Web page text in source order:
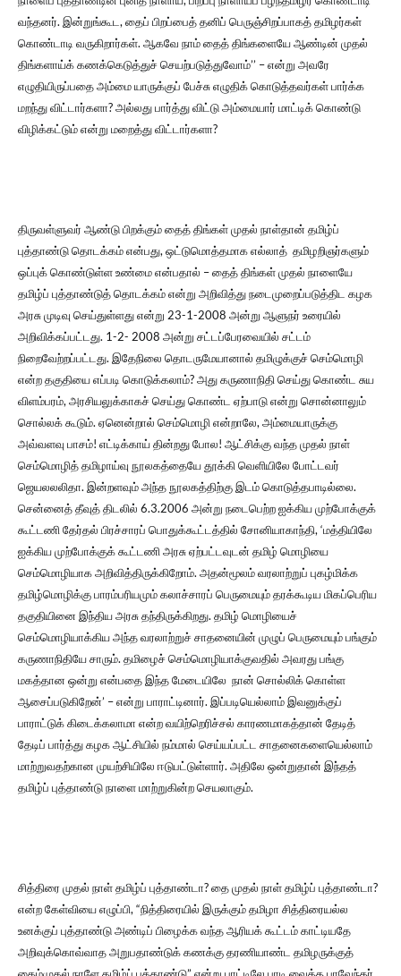
வந்தனர். இன்றுங்கூட, தைப் பிறப்பைத் தனிப் பெருஞ்சிறப்பாகத் தமிழர்கள்
கொண்டாடி வருகிறார்கள். ஆகவே நாம் தைத் திங்களையே ஆண்டின் முதல்
திங்களாய்க் கணக்கெடுத்துச் செயற்படுத்துவோம்’’ – என்று அவரே
எழுதியிருப்பதை அம்மை யாருக்குப் பேச்சு எழுதிக் கொடுத்தவர்கள் பார்க்க
மறந்து விட்டார்களா? அல்லது பார்த்து விட்டு அம்மையார் மாட்டிக் கொண்டு
விழிக்கட்டும் என்று மறைத்து விட்டார்களா?
திருவள்ளுவர் ஆண்டு பிறக்கும் தைத் திங்கள் முதல் நாள்தான் தமிழ்ப்
புத்தாண்டு தொடக்கம் என்பது, ஒட்டுமொத்தமாக எல்லாத் தமிழறிஞர்களும்
ஒப்புக் கொண்டுள்ள உண்மை என்பதால் – தைத் திங்கள் முதல் நாளையே
தமிழ்ப் புத்தாண்டுத் தொடக்கம் என்று அறிவித்து நடைமுறைப்படுத்திட கழக
அரசு முடிவு செய்துள்ளது என்று 23-1-2008 அன்று ஆளுநர் உரையில்
அறிவிக்கப்பட்டது. 1-2- 2008 அன்று சட்டப்பேரவையில் சட்டம்
நிறைவேற்றப்பட்டது. இதேநிலை தொடருமேயானால் தமிழுக்குச் செம்மொழி
என்ற தகுதியை எப்படி கொடுக்கலாம்? அது கருணாநிதி செய்து கொண்ட சுய
விளம்பரம், அரசியலுக்காகச் செய்து கொண்ட ஏற்பாடு என்று சொன்னாலும்
சொல்லக் கூடும். ஏனென்றால் செம்மொழி என்றாலே, அம்மையாருக்கு
அவ்வளவு பாசம்! எட்டிக்காய் தின்றது போல! ஆட்சிக்கு வந்த முதல் நாள்
செம்மொழித் தமிழாய்வு நூலகத்தையே தூக்கி வெளியிலே போட்டவர்
ஜெயலலலிதா. இன்றளவும் அந்த நூலகத்திற்கு இடம் கொடுத்தபாடில்லை.
சென்னைத் தீவுத் திடலில் 6.3.2006 அன்று நடைபெற்ற ஐக்கிய முற்போக்குக்
கூட்டணி தேர்தல் பிரச்சாரப் பொதுக்கூட்டத்தில் சோனியாகாந்தி, ‘மத்தியிலே
ஐக்கிய முற்போக்குக் கூட்டணி அரசு ஏற்பட்டவுடன் தமிழ் மொழியை
செம்மொழியாக அறிவித்திருக்கிறோம். அதன்மூலம் வரலாற்றுப் புகழ்மிக்க
தமிழ்மொழிக்கு பாரம்பரியமும் கலாச்சாரப் பெருமையும் தரக்கூடிய மிகப்பெரிய
தகுதியினை இந்திய அரசு தந்திருக்கிறது. தமிழ் மொழியைச்
செம்மொழியாக்கிய அந்த வரலாற்றுச் சாதனையின் முழுப் பெருமையும் பங்கும்
கருணாநிதியே சாரும். தமிழைச் செம்மொழியாக்குவதில் அவரது பங்கு
மகத்தான ஒன்று என்பதை இந்த மேடையிலே நான் சொல்லிக் கொள்ள
ஆசைப்படுகிறேன்’ – என்று பாராட்டினார். இப்படியெல்லாம் இவனுக்குப்
பாராட்டுக் கிடைக்கலாமா என்ற வயிற்றெரிச்சல் காரணமாகத்தான் தேடித்
தேடிப் பார்த்து கழக ஆட்சியில் நம்மால் செய்யப்பட்ட சாதனைகளையெல்லாம்
மாற்றுவதற்கான முயற்சியிலே ஈடுபட்டுள்ளார். அதிலே ஒன்றுதான் இந்தத்
தமிழ்ப் புத்தாண்டு நாளை மாற்றுகின்ற செயலாகும்.
சித்திரை முதல் நாள் தமிழ்ப் புத்தாண்டா? தை முதல் நாள் தமிழ்ப் புத்தாண்டா?
என்ற கேள்வியை எழுப்பி, “நித்திரையில் இருக்கும் தமிழா சித்திரையல்ல
உனக்குப் புத்தாண்டு அண்டிப் பிழைக்க வந்த ஆரியக் கூட்டம் காட்டியதே
அறிவுக்கொவ்வாத அறுபதாண்டுக் கணக்கு தரணியாண்ட தமிழருக்குத்